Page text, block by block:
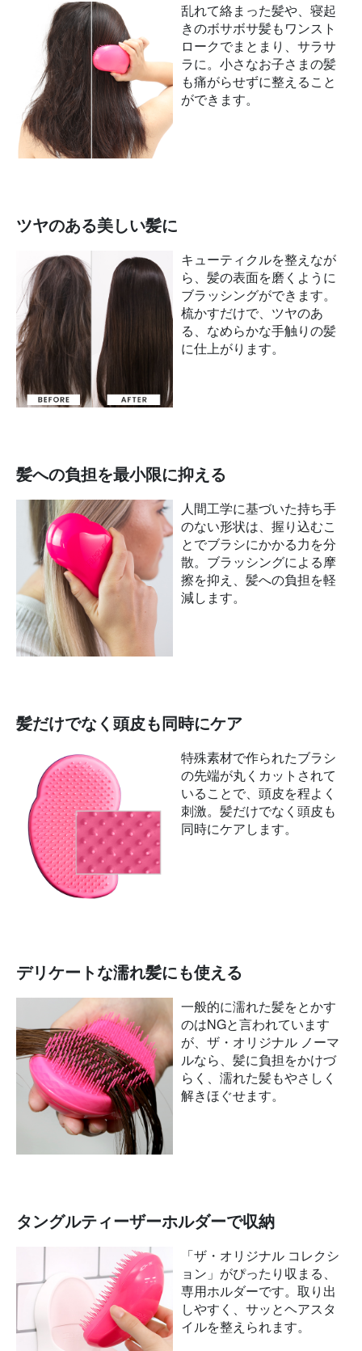
乱れて絡まった髪や、寝起
きのボサボサ髪もワンスト
ロークでまとまり、サラサ
ラに。小さなお子さまの髪
も痛がらせずに整えること
ができます。
ツヤのある美しい髪に
キューティクルを整えなが
ら、髪の表面を磨くように
ブラッシングができます。
梳かすだけで、ツヤのあ
る、なめらかな手触りの髪
に仕上がります。
髪への負担を最小限に抑える
人間工学に基づいた持ち手
のない形状は、握り込むこ
とでブラシにかかる力を分
散。ブラッシングによる摩
擦を抑え、髪への負担を軽
減します。
髪だけでなく頭皮も同時にケア
特殊素材で作られたブラシ
の先端が丸くカットされて
いることで、頭皮を程よく
刺激。髪だけでなく頭皮も
同時にケアします。
デリケートな濡れ髪にも使える
一般的に濡れた髪をとかす
のはNGと言われています
が、ザ・オリジナル ノーマ
ルなら、髪に負担をかけづ
らく、濡れた髪もやさしく
解きほぐせます。
タングルティーザーホルダーで収納
「ザ・オリジナル コレクシ
ョン」がぴったり収まる、
専用ホルダーです。取り出
しやすく、サッとヘアスタ
イルを整えられます。